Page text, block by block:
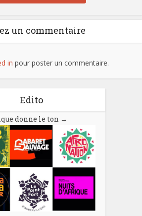
un commentaire
in pour poster un commentaire.
Edito
donne le ton →